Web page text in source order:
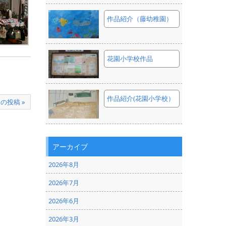
投稿 »
作品紹介（藤幼稚園）
花園小学校作品
作品紹介(花園小学校）
アーカイブ
2026年8月
2026年7月
2026年6月
2026年3月